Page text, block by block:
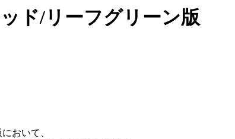
ド/リーフグリーン版
おいて、